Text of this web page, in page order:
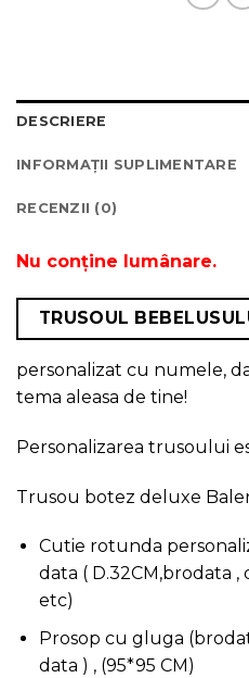
DESCRIERE
INFORMAȚII SUPLIMENTARE
RECENZII (0)
Nu conține lumânare.
TRUSOUL
personalizat cu numele,
tema aleasa de tine!
Personalizarea trusoului
Trusou botez deluxe
Cutie rotunda
data ( D.32CM,brodata
etc)
Prosop cu gluga
data ) , (95*95 CM)